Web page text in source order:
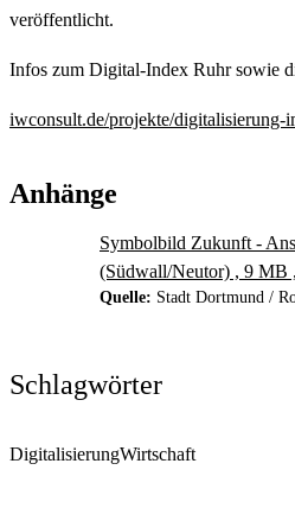
veröffentlicht.
Infos zum Digital-Index Ruhr sowie
iwconsult.de/projekte/digitalisierung-
Anhänge
Symbolbild Zukunft -
(Südwall/Neutor) , 9 MB
Quelle: Stadt Dortmund /
Schlagwörter
DigitalisierungWirtschaft